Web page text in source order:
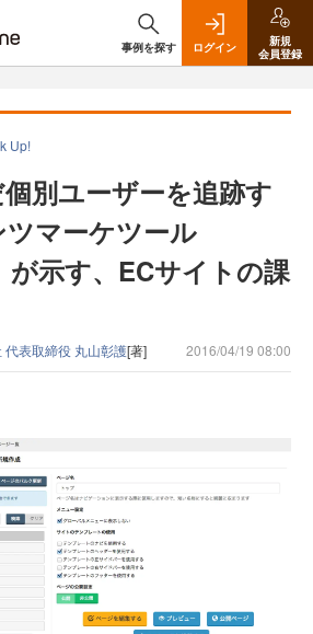
事例を探す ログイン
新規
会員登録
Up!
別ユーザーを追跡す
マーケツール
が示す、ECサイトの課
代表取締役 丸山彰護[著] 2016/04/19 08:00